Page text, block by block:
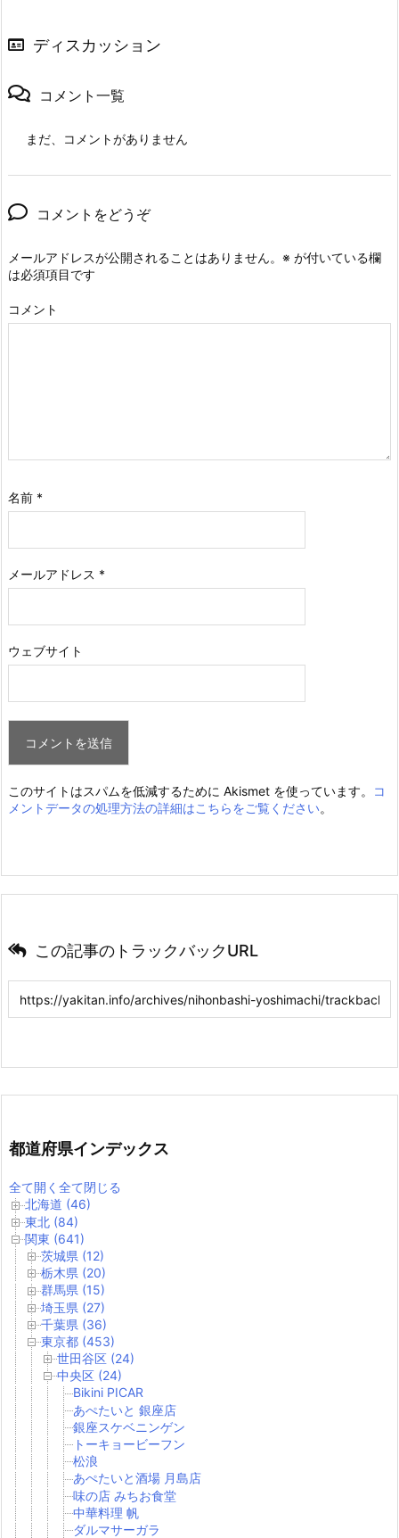
ディスカッション
コメント一覧
まだ、コメントがありません
コメントをどうぞ
メールアドレスが公開されることはありません。 ※ が付いている欄
は必須項目です
コメント
名前 *
メールアドレス *
ウェブサイト
このサイトはスパムを低減するために Akismet を使っています。
コ
メントデータの処理方法の詳細はこちらをご覧ください。
この記事のトラックバックURL
都道府県インデックス
全て開く 全て閉じる
北海道 (46)
東北 (84)
関東 (641)
茨城県 (12)
栃木県 (20)
群馬県 (15)
埼玉県 (27)
千葉県 (36)
東京都 (453)
世田谷区 (24)
中央区 (24)
Bikini PICAR
あぺたいと 銀座店
銀座スケベニンゲン
トーキョービーフン
松浪
あぺたいと酒場 月島店
味の店 みちお食堂
中華料理 帆
ダルマサーガラ